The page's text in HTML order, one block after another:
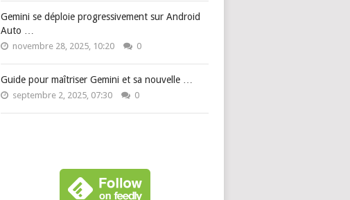
Gemini se déploie progressivement sur Android
Auto …
novembre 28, 2025, 10:20 0
Guide pour maîtriser Gemini et sa nouvelle …
septembre 2, 2025, 07:30 0